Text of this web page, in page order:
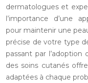
dermatologues et
l’importance d’une
pour maintenir une
précise de votre type
passant par
des soins cutanés
adaptées à chaque